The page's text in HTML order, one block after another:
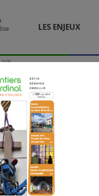
LES ENJEUX
205